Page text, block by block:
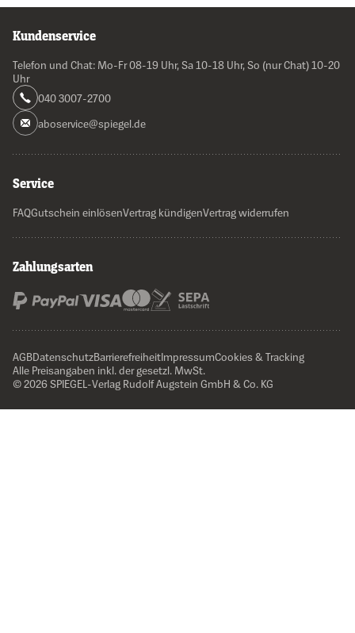
Kundenservice
Telefon und Chat: Mo-Fr 08-19 Uhr, Sa 10-18 Uhr, So (nur Chat) 10-20
Uhr
040 3007-2700
aboservice@spiegel.de
Service
FAQGutschein einlösenVertrag kündigenVertrag widerrufen
Zahlungsarten
AGBDatenschutzBarrierefreiheitImpressumCookies & Tracking
Alle Preisangaben inkl. der gesetzl. MwSt.
© 2026 SPIEGEL-Verlag Rudolf Augstein GmbH & Co. KG